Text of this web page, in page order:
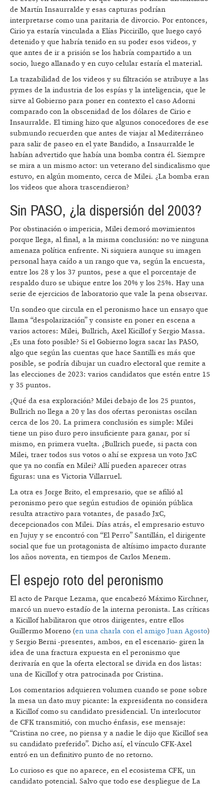
de Martín Insaurralde y esas capturas podrían
interpretarse como una paritaria de divorcio. Por entonces,
Cirio ya estaría vinculada a Elías Piccirillo, que luego cayó
detenido y que habría tenido en su poder esos videos, y
que antes de ir a prisión se los habría compartido a un
socio, luego allanado y en cuyo celular estaría el material.
La trazabilidad de los videos y su filtración se atribuye a las
pymes de la industria de los espías y la inteligencia, que le
sirve al Gobierno para poner en contexto el caso Adorni
comparado con la obscenidad de los dólares de Cirio e
Insaurralde. El timing hizo que algunos conocedores de ese
submundo recuerden que antes de viajar al Mediterráneo
para salir de paseo en el yate Bandido, a Insaurralde le
habían advertido que había una bomba contra él. Siempre
se mira a un mismo actor: un veterano del sindicalismo que
estuvo, en algún momento, cerca de Milei. ¿La bomba eran
los videos que ahora trascendieron?
Sin PASO, ¿la dispersión del 2003?
Por obstinación o impericia, Milei demoró movimientos
porque llega, al final, a la misma conclusión: no ve ninguna
amenaza política enfrente. Ni siquiera aunque su imagen
personal haya caído a un rango que va, según la encuesta,
entre los 28 y los 37 puntos, pese a que el porcentaje de
respaldo duro se ubique entre los 20% y los 25%. Hay una
serie de ejercicios de laboratorio que vale la pena observar.
Un sondeo que circula en el peronismo hace un ensayo que
llama “despolarización” y consiste en poner en escena a
varios actores: Milei, Bullrich, Axel Kicillof y Sergio Massa.
¿Es una foto posible? Si el Gobierno logra sacar las PASO,
algo que según las cuentas que hace Santilli es más que
posible, se podría dibujar un cuadro electoral que remite a
las elecciones de 2023: varios candidatos que estén entre 15
y 35 puntos.
¿Qué da esa exploración? Milei debajo de los 25 puntos,
Bullrich no llega a 20 y las dos ofertas peronistas oscilan
cerca de los 20. La primera conclusión es simple: Milei
tiene un piso duro pero insuficiente para ganar, por sí
mismo, en primera vuelta. ¿Bullrich puede, si pacta con
Milei, traer todos sus votos o ahí se expresa un voto JxC
que ya no confía en Milei? Allí pueden aparecer otras
figuras: una es Victoria Villarruel.
La otra es Jorge Brito, el empresario, que se afilió al
peronismo pero que según estudios de opinión pública
resulta atractivo para votantes, de pasado JxC,
decepcionados con Milei. Días atrás, el empresario estuvo
en Jujuy y se encontró con “El Perro” Santillán, el dirigente
social que fue un protagonista de altísimo impacto durante
los años noventa, en tiempos de Carlos Menem.
El espejo roto del peronismo
El acto de Parque Lezama, que encabezó Máximo Kirchner,
marcó un nuevo estadío de la interna peronista. Las críticas
a Kicillof habilitaron que otros dirigentes, entre ellos
Guillermo Moreno (en una charla con el amigo Juan Agosto)
y Sergio Berni -presentes, ambos, en el escenario- giren la
idea de una fractura expuesta en el peronismo que
derivaría en que la oferta electoral se divida en dos listas:
una de Kicillof y otra patrocinada por Cristina.
Los comentarios adquieren volumen cuando se pone sobre
la mesa un dato muy picante: la expresidenta no considera
a Kicillof como su candidato presidencial. Un interlocutor
de CFK transmitió, con mucho énfasis, ese mensaje:
“Cristina no cree, no piensa y a nadie le dijo que Kicillof sea
su candidato preferido”. Dicho así, el vínculo CFK-Axel
entró en un definitivo punto de no retorno.
Lo curioso es que no aparece, en el ecosistema CFK, un
candidato potencial. Salvo que todo ese despliegue de La